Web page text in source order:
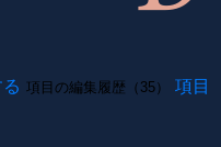
項目の編集履歴（35）
項目